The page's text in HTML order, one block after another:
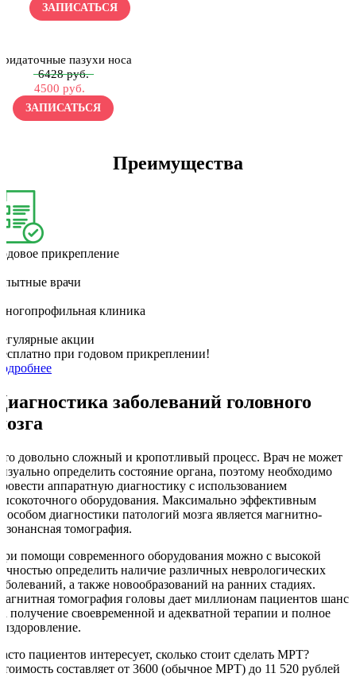
ЗАПИСАТЬСЯ
пазухи носа
6428 руб.
4500 руб.
ЗАПИСАТЬСЯ
Преимущества
прикрепление
врачи
клиника
акции
при годовом прикреплении!
заболеваний головного
довольно сложный и кропотливый процесс. Врач не может
определить состояние органа, поэтому необходимо
аппаратную диагностику с использованием
оборудования. Максимально эффективным
диагностики патологий мозга является магнитно-
томография.
помощи современного оборудования можно с высокой
определить наличие различных неврологических
а также новообразований на ранних стадиях.
томография головы дает миллионам пациентов шанс
получение своевременной и адекватной терапии и полное
пациентов интересует, сколько стоит сделать МРТ?
составляет от 3600 (обычное МРТ) до 11 520 рублей